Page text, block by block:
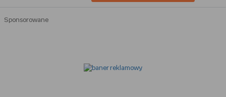
Sponsorowane